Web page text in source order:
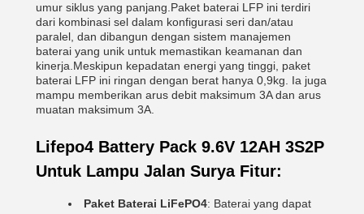
umur siklus yang panjang.Paket baterai LFP ini terdiri
dari kombinasi sel dalam konfigurasi seri dan/atau
paralel, dan dibangun dengan sistem manajemen
baterai yang unik untuk memastikan keamanan dan
kinerja.Meskipun kepadatan energi yang tinggi, paket
baterai LFP ini ringan dengan berat hanya 0,9kg. Ia juga
mampu memberikan arus debit maksimum 3A dan arus
muatan maksimum 3A.
Lifepo4 Battery Pack 9.6V 12AH 3S2P
Untuk Lampu Jalan Surya Fitur:
Paket Baterai LiFePO4: Baterai yang dapat